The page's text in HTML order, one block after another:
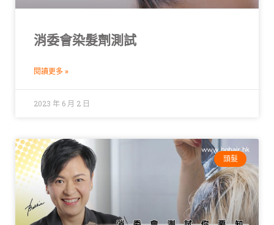
消委會染髮劑測試
閱讀更多 »
2023 年 6 月 2 日
頭髮